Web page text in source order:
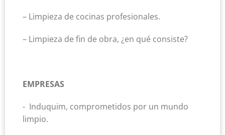
– Limpieza de cocinas profesionales.
– Limpieza de fin de obra, ¿en qué consiste?
EMPRESAS
- Induquim, comprometidos por un mundo
limpio.